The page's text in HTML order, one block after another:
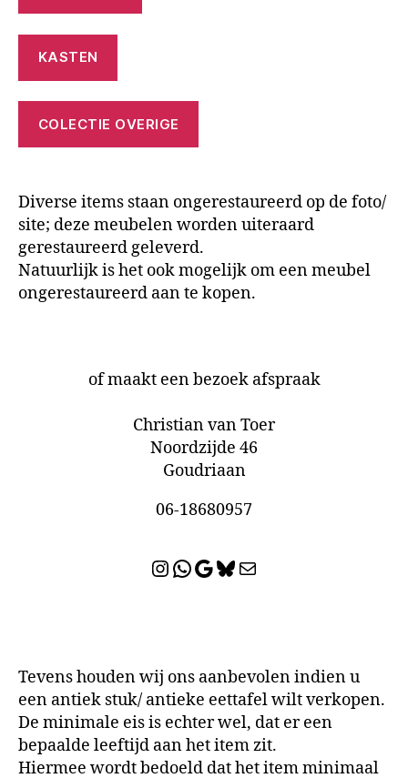
KASTEN
COLECTIE OVERIGE
Diverse items staan ongerestaureerd op de foto/
site; deze meubelen worden uiteraard
gerestaureerd geleverd.
Natuurlijk is het ook mogelijk om een meubel
ongerestaureerd aan te kopen.
of maakt een bezoek afspraak
Christian van Toer
Noordzijde 46
Goudriaan
06-18680957
Instagram
WhatsApp
Google
Bluesky
E-mail
Tevens houden wij ons aanbevolen indien u
een antiek stuk/ antieke eettafel wilt verkopen.
De minimale eis is echter wel, dat er een
bepaalde leeftijd aan het item zit.
Hiermee wordt bedoeld dat het item minimaal